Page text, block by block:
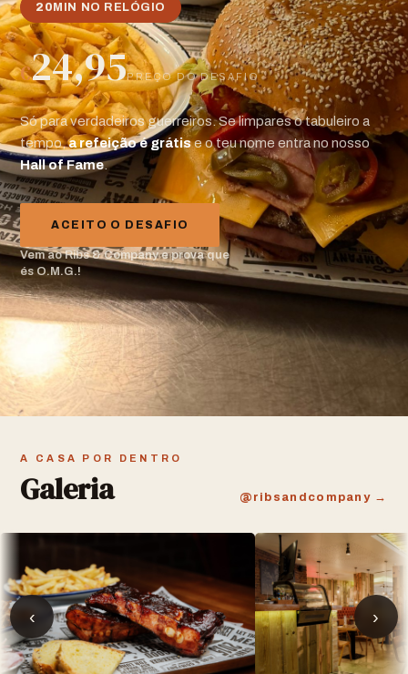
20 MIN NO RELÓGIO
€24,95PREÇO DO DESAFIO
Só para verdadeiros guerreiros. Se limpares o tabuleiro a
tempo,a refeição é grátise o teu nome entra no nosso
Hall of Fame.
ACEITO O DESAFIO
Vem ao Ribs & Company e prova que
és O.M.G.!
A CASA POR DENTRO
Galeria @ribsandcompany →
‹ ›